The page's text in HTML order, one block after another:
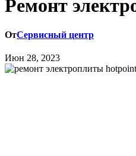
Ремонт
ОтСервисный центр
Июн 28, 2023